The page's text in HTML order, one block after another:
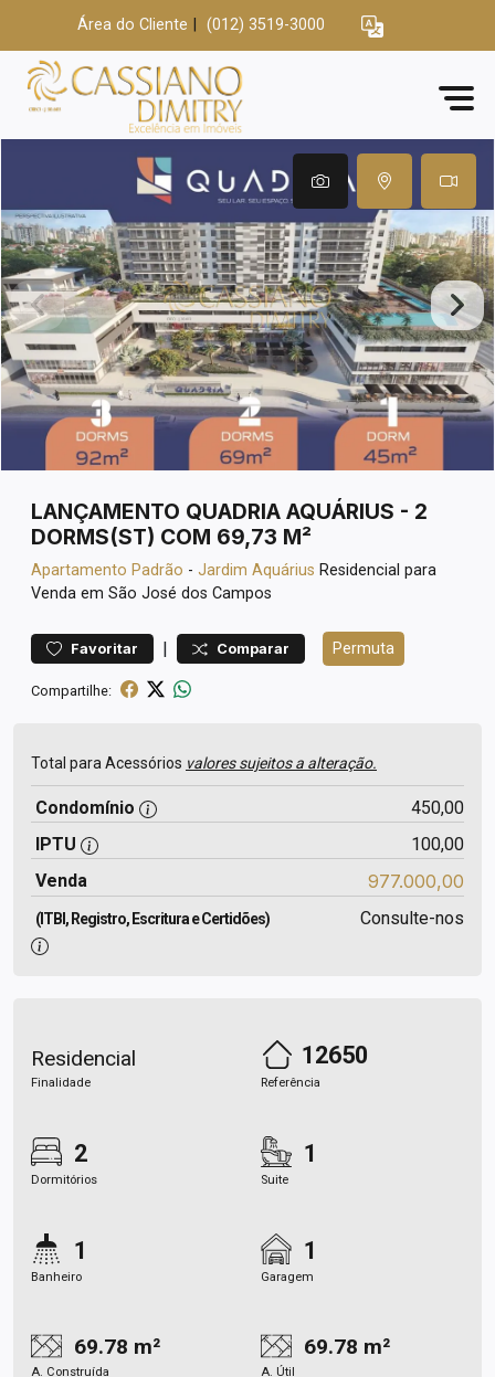
Área do Cliente (012) 3519-3000
LANÇAMENTO QUADRIA AQUÁRIUS - 2
DORMS(ST) COM 69,73 M²
Apartamento Padrão - Jardim Aquárius Residencial para
Venda em São José dos Campos
Favoritar | Comparar Permuta
Compartilhe:
Total para Acessórios valores sujeitos a alteração.
Condomínio
450,00
IPTU
100,00
Venda
977.000,00
(ITBI, Registro, Escritura e Certidões) Consulte-nos
Residencial
Finalidade
12650
Referência
2
Dormitórios
1
Suite
1
Banheiro
1
Garagem
69.78 m²
A. Construída
69.78 m²
A. Útil